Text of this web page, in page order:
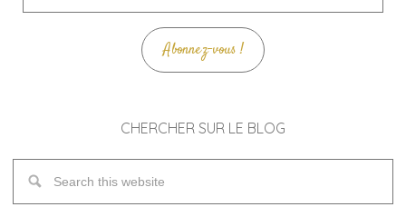
mail
Abonnez-vous !
CHERCHER SUR LE BLOG